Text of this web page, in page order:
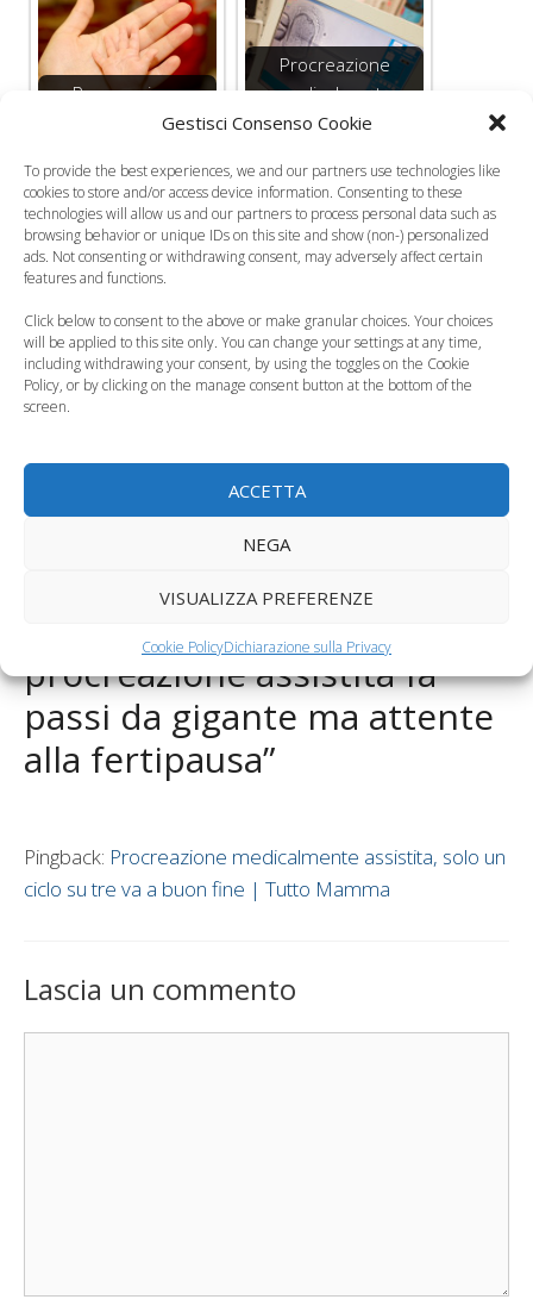
Gestisci Consenso Cookie
To provide the best experiences, we and our partners use technologies like
cookies to store and/or access device information. Consenting to these
technologies will allow us and our partners to process personal data such as
browsing behavior or unique IDs on this site and show (non-) personalized
ads. Not consenting or withdrawing consent, may adversely affect certain
features and functions.
Click below to consent to the above or make granular choices. Your choices
will be applied to this site only. You can change your settings at any time,
including withdrawing your consent, by using the toggles on the Cookie
Policy, or by clicking on the manage consent button at the bottom of the
screen.
ACCETTA
NEGA
VISUALIZZA PREFERENZE
Cookie PolicyDichiarazione sulla Privacy
Procreazione
medicalmente
Procreazione
medicalmente
assistita, solo un
Fecondazione
Consulta deciderà
se è…
stili di vita. Quanto
è…
Categorie
La Fecondazione
di procreazione medicalmente assistita
Com’è cambiato il ruolo dei padri?
Rivoluzione sanitaria: medici di base 24 ore su 24
1 commento su “La
procreazione assistita fa
passi da gigante ma attente
alla fertipausa”
Pingback: Procreazione medicalmente assistita, solo un
ciclo su tre va a buon fine | Tutto Mamma
Lascia un commento